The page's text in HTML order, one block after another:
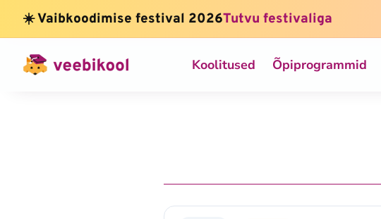
☀️ Vaibkoodimise festival 2026Tutvu festivaliga
Koolitused Õpiprogrammid